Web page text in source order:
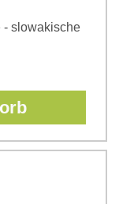
- slowakische